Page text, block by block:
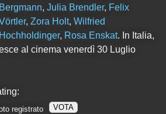
Bergmann,Julia Brendler, Felix
,Zora Holt,Wilfried
Hochholdinger, Rosa Enskat. In Italia,
al cinema venerdì 30 Luglio
registrato VOTA